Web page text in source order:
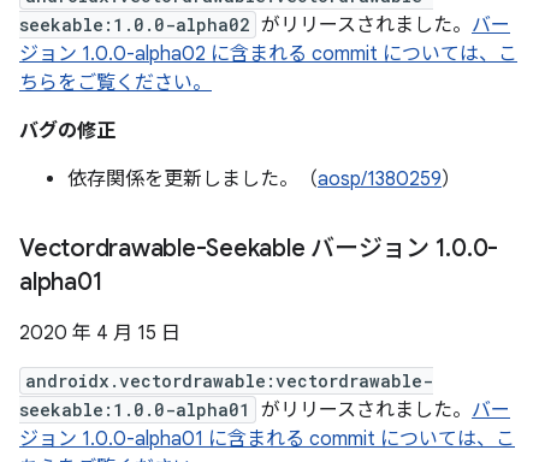
seekable:1.0.0-alpha02 がリリースされました。 バー
ジョン 1.0.0-alpha02 に含まれる commit については、こ
ちらをご覧ください。
バグの修正
依存関係を更新しました。（aosp/1380259）
Vectordrawable-Seekable バージョン 1.0.0-
alpha01
2020 年 4 月 15 日
androidx.vectordrawable:vectordrawable-
seekable:1.0.0-alpha01
がリリースされました。 バー
ジョン 1.0.0-alpha01 に含まれる commit については、こ